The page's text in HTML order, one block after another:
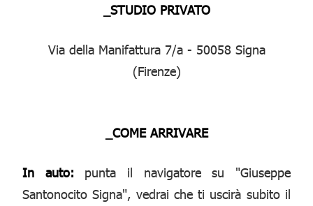
_STUDIO PRIVATO
Via della Manifattura 7/a - 50058 Signa
(Firenze)
_COME ARRIVARE
In auto: punta il navigatore su "Giuseppe
Santonocito Signa", vedrai che ti uscirà subito il